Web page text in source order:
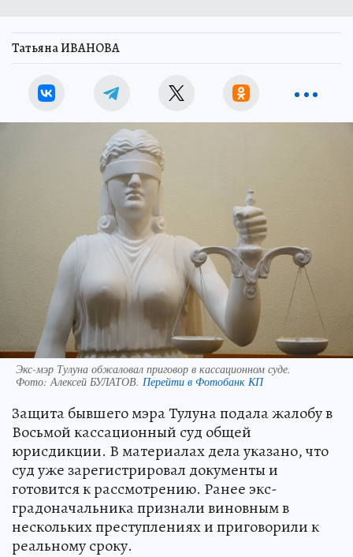
Татьяна ИВАНОВА
Экс-мэр Тулуна обжаловал приговор в кассационном суде.
Фото: Алексей БУЛАТОВ. Перейти в Фотобанк КП
Защита бывшего мэра Тулуна подала жалобу в
Восьмой кассационный суд общей
юрисдикции. В материалах дела указано, что
суд уже зарегистрировал документы и
готовится к рассмотрению. Ранее экс-
градоначальника признали виновным в
нескольких преступлениях и приговорили к
реальному сроку.